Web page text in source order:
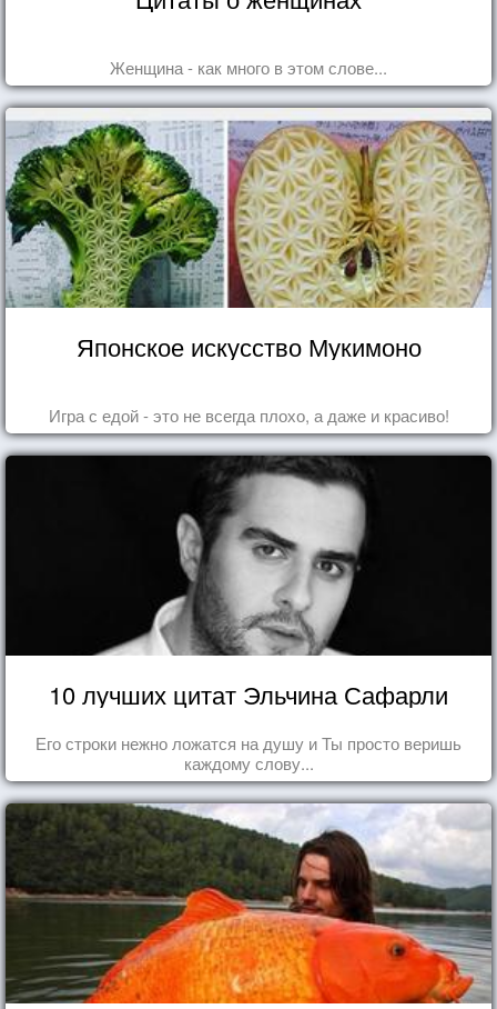
Женщина - как много в этом слове...
Японское искусство Мукимоно
Игра с едой - это не всегда плохо, а даже и красиво!
10 лучших цитат Эльчина Сафарли
Его строки нежно ложатся на душу и Ты просто веришь
каждому слову...